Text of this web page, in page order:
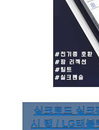
실크로드 실크
시 탭 / LG태블